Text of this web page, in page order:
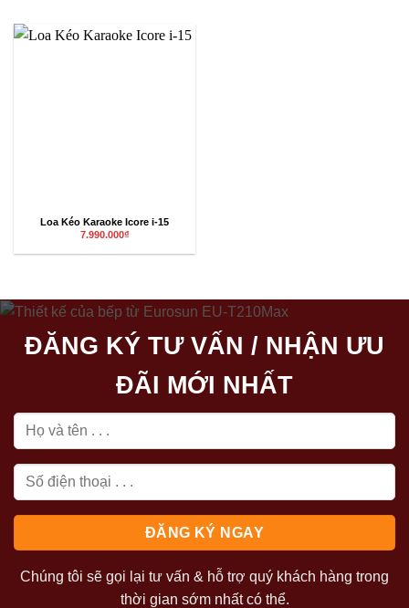
Loa Kéo Karaoke Icore i-15
7.990.000₫
ĐĂNG KÝ TƯ VẤN / NHẬN ƯU
ĐÃI MỚI NHẤT
Chúng tôi sẽ gọi lại tư vấn & hỗ trợ quý khách hàng trong
thời gian sớm nhất có thể.